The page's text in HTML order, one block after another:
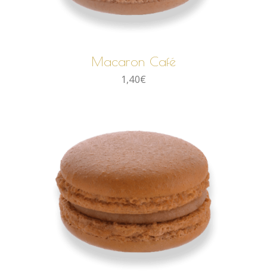
AJOUTER AU PANIER
Macaron Café
1,40€